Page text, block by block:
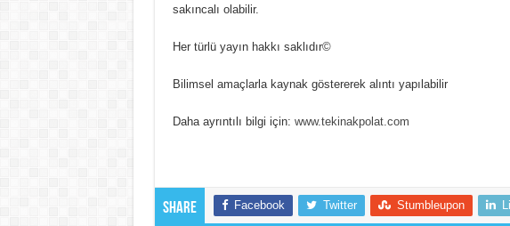
sakıncalı olabilir.
Her türlü yayın hakkı saklıdır©
Bilimsel amaçlarla kaynak göstererek alıntı yapılabilir
Daha ayrıntılı bilgi için: www.tekinakpolat.com
Share Facebook Twitter Stumbleupon